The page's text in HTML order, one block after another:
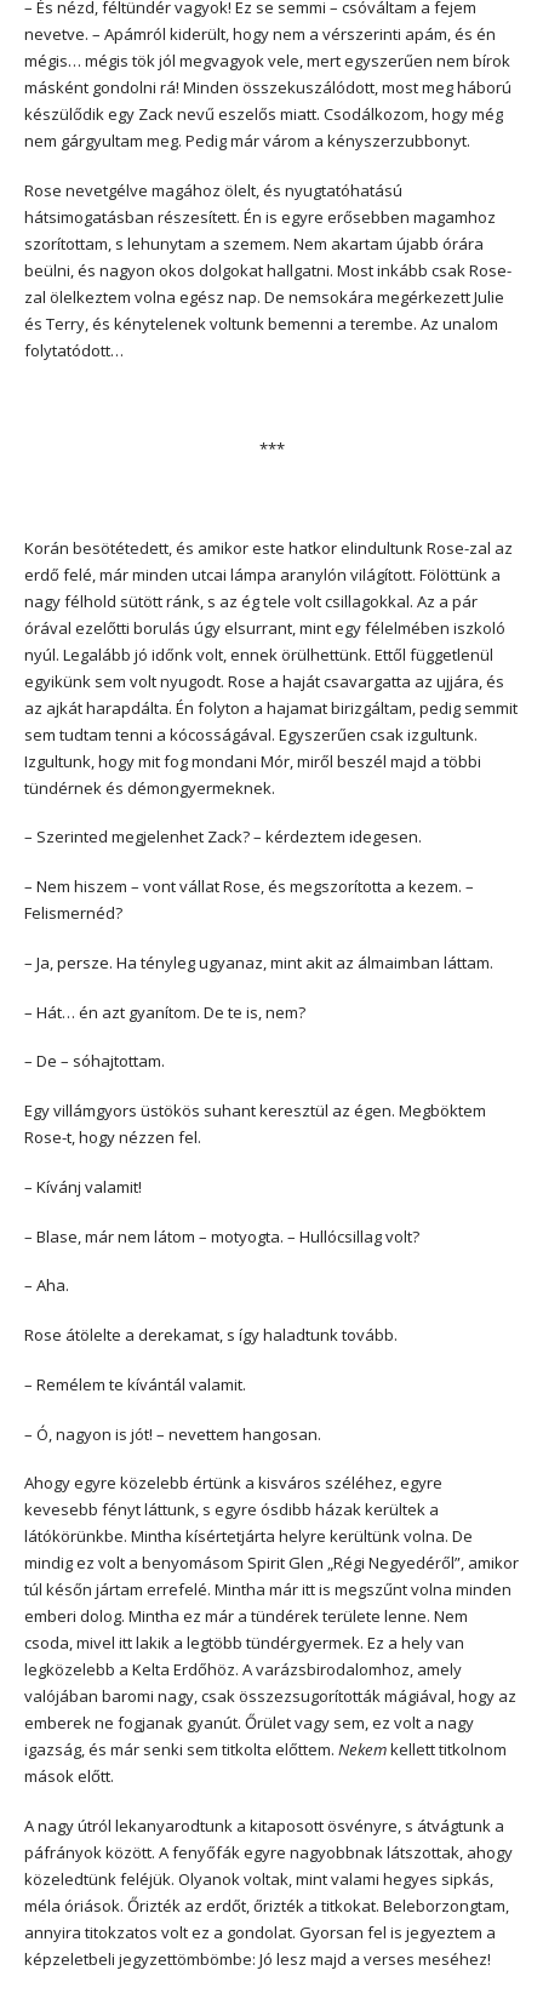
– És nézd, féltündér vagyok! Ez se semmi – csóváltam a fejem
nevetve. – Apámról kiderült, hogy nem a vérszerinti apám, és én
mégis… mégis tök jól megvagyok vele, mert egyszerűen nem bírok
másként gondolni rá! Minden összekuszálódott, most meg háború
készülődik egy Zack nevű eszelős miatt. Csodálkozom, hogy még
nem gárgyultam meg. Pedig már várom a kényszerzubbonyt.
Rose nevetgélve magához ölelt, és nyugtatóhatású
hátsimogatásban részesített. Én is egyre erősebben magamhoz
szorítottam, s lehunytam a szemem. Nem akartam újabb órára
beülni, és nagyon okos dolgokat hallgatni. Most inkább csak Rose-
zal ölelkeztem volna egész nap. De nemsokára megérkezett Julie
és Terry, és kénytelenek voltunk bemenni a terembe. Az unalom
folytatódott…
***
Korán besötétedett, és amikor este hatkor elindultunk Rose-zal az
erdő felé, már minden utcai lámpa aranylón világított. Fölöttünk a
nagy félhold sütött ránk, s az ég tele volt csillagokkal. Az a pár
órával ezelőtti borulás úgy elsurrant, mint egy félelmében iszkoló
nyúl. Legalább jó időnk volt, ennek örülhettünk. Ettől függetlenül
egyikünk sem volt nyugodt. Rose a haját csavargatta az ujjára, és
az ajkát harapdálta. Én folyton a hajamat birizgáltam, pedig semmit
sem tudtam tenni a kócosságával. Egyszerűen csak izgultunk.
Izgultunk, hogy mit fog mondani Mór, miről beszél majd a többi
tündérnek és démongyermeknek.
– Szerinted megjelenhet Zack? – kérdeztem idegesen.
– Nem hiszem – vont vállat Rose, és megszorította a kezem. –
Felismernéd?
– Ja, persze. Ha tényleg ugyanaz, mint akit az álmaimban láttam.
– Hát… én azt gyanítom. De te is, nem?
– De – sóhajtottam.
Egy villámgyors üstökös suhant keresztül az égen. Megböktem
Rose-t, hogy nézzen fel.
– Kívánj valamit!
– Blase, már nem látom – motyogta. – Hullócsillag volt?
– Aha.
Rose átölelte a derekamat, s így haladtunk tovább.
– Remélem te kívántál valamit.
– Ó, nagyon is jót! – nevettem hangosan.
Ahogy egyre közelebb értünk a kisváros széléhez, egyre
kevesebb fényt láttunk, s egyre ósdibb házak kerültek a
látókörünkbe. Mintha kísértetjárta helyre kerültünk volna. De
mindig ez volt a benyomásom Spirit Glen „Régi Negyedéről”, amikor
túl későn jártam errefelé. Mintha már itt is megszűnt volna minden
emberi dolog. Mintha ez már a tündérek területe lenne. Nem
csoda, mivel itt lakik a legtöbb tündérgyermek. Ez a hely van
legközelebb a Kelta Erdőhöz. A varázsbirodalomhoz, amely
valójában baromi nagy, csak összezsugorították mágiával, hogy az
emberek ne fogjanak gyanút. Őrület vagy sem, ez volt a nagy
igazság, és már senki sem titkolta előttem. Nekemkellett titkolnom
mások előtt.
A nagy útról lekanyarodtunk a kitaposott ösvényre, s átvágtunk a
páfrányok között. A fenyőfák egyre nagyobbnak látszottak, ahogy
közeledtünk feléjük. Olyanok voltak, mint valami hegyes sipkás,
méla óriások. Őrizték az erdőt, őrizték a titkokat. Beleborzongtam,
annyira titokzatos volt ez a gondolat. Gyorsan fel is jegyeztem a
képzeletbeli jegyzettömbömbe: Jó lesz majd a verses meséhez!